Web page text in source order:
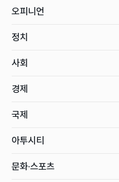
오피니언
정치
사회
경제
국제
아투시티
문화·스포츠